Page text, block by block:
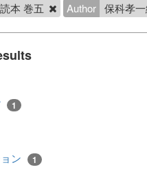
本 巻五 Author 保科孝
1
ン 1